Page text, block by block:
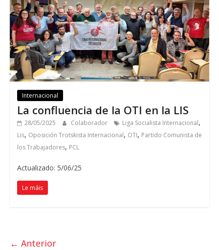
Internacional
La confluencia de la OTI en la LIS
28/05/2025 Colaborador Liga Socialista Internacional,
Lis, Oposición Trotskista Internacional, OTI, Partido Comunista de
los Trabajadores, PCL
Actualizado: 5/06/25
Le máis
← Anterior